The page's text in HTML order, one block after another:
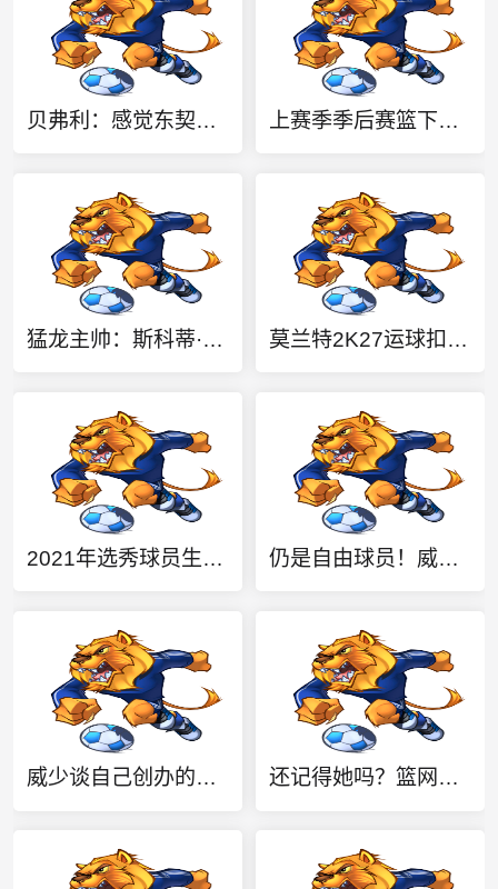
贝弗利：感觉东契奇最难防 比赛后我会想“我真的啥也做不了” 上赛季季后赛篮下命中率榜：大桥第一 切特第二 莫布里第三
猛龙主帅：斯科蒂·巴恩斯把防守放在首位 我和他的篮球理念一致 莫兰特2K27运球扣篮能力值96！开拓者官方：劲爆扣篮马上就要来了
2021年选秀球员生涯总抢断数榜：赫伯特·琼斯第一 申京第四 仍是自由球员！威少：我热爱篮球 如果有机会继续打球我会抓住它
威少谈自己创办的学校：去年我们的毕业率是百分之百 还记得她吗？篮网《刀马旦》C位朱奕萌现身AUBL 献跳《舞娘》